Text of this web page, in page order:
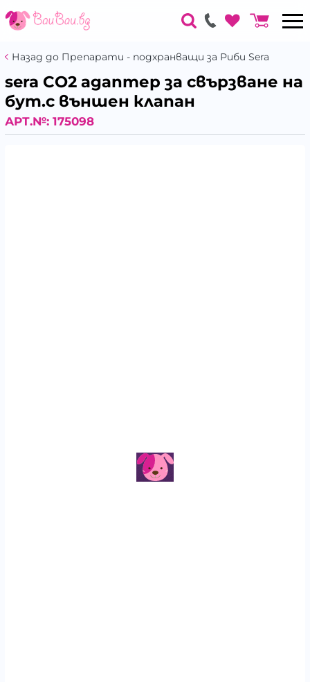
Назад до Препарати - подхранващи за Риби Sera
sera СО2 адаптер за свързване на
бут.с външен клапан
АРТ.№: 175098